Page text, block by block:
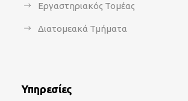
Εργαστηριακός Τομέας
Διατομεακά Τμήματα
Υπηρεσίες